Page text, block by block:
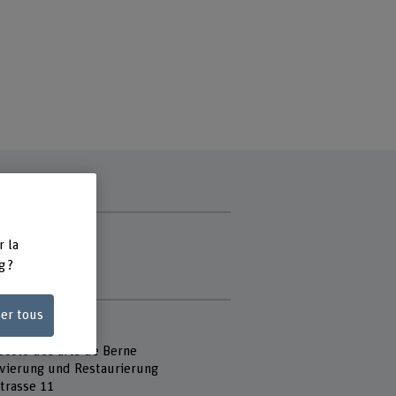
des arts de Berne
und Restaurierung
11
la
?
tous